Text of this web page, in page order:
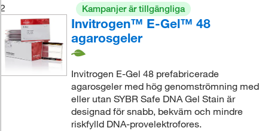
2 Kampanjer är tillgängliga
Invitrogen™ E-Gel™ 48
agarosgeler
Invitrogen E-Gel 48 prefabricerade
agarosgeler med hög genomströmning med
eller utan SYBR Safe DNA Gel Stain är
designad för snabb, bekväm och mindre
riskfylld DNA-provelektrofores.